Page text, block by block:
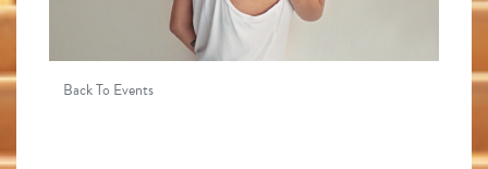
Back To Events